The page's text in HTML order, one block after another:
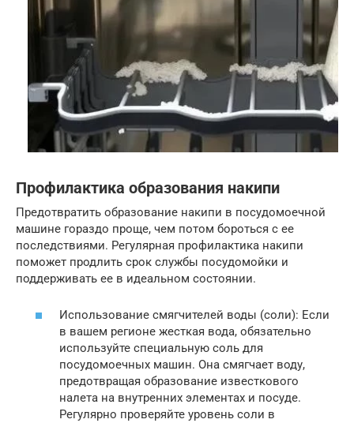
Профилактика образования накипи
Предотвратить образование накипи в посудомоечной
машине гораздо проще, чем потом бороться с ее
последствиями. Регулярная профилактика накипи
поможет продлить срок службы посудомойки и
поддерживать ее в идеальном состоянии.
Использование смягчителей воды (соли): Если
в вашем регионе жесткая вода, обязательно
используйте специальную соль для
посудомоечных машин. Она смягчает воду,
предотвращая образование известкового
налета на внутренних элементах и посуде.
Регулярно проверяйте уровень соли в